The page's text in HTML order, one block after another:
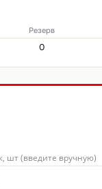
Резерв
0
шт (введите вручную)